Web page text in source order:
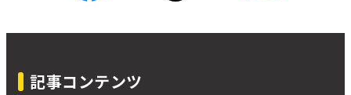
記事コンテンツ